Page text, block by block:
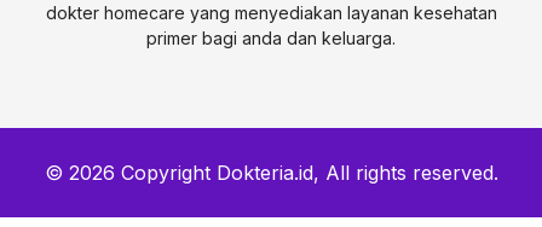
dokter homecare yang menyediakan layanan kesehatan
primer bagi anda dan keluarga.
© 2026 Copyright Dokteria.id, All rights reserved.